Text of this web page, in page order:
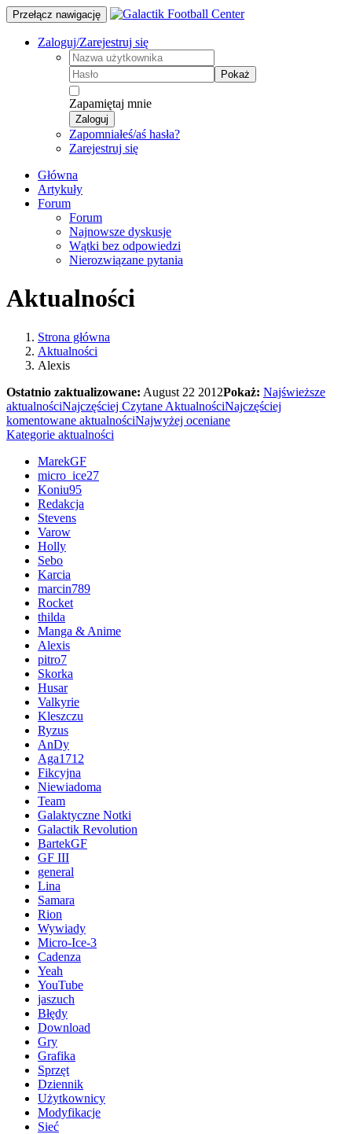
Przełącz nawigację
Zaloguj/Zarejestruj się
Pokaż
Zapamiętaj mnie
Zaloguj
Zapomniałeś/aś hasła?
Zarejestruj się
Główna
Artykuły
Forum
Forum
Najnowsze dyskusje
Wątki bez odpowiedzi
Nierozwiązane pytania
Aktualności
Strona główna
Aktualności
Alexis
Ostatnio zaktualizowane: August 22 2012Pokaż: Najświeższe
aktualnościNajczęściej Czytane AktualnościNajczęściej
komentowane aktualnościNajwyżej oceniane
Kategorie aktualności
MarekGF
micro_ice27
Koniu95
Redakcja
Stevens
Varow
Holly
Sebo
Karcia
marcin789
Rocket
thilda
Manga & Anime
Alexis
pitro7
Skorka
Husar
Valkyrie
Kleszczu
Ryzus
AnDy
Aga1712
Fikcyjna
Niewiadoma
Team
Galaktyczne Notki
Galactik Revolution
BartekGF
GF III
general
Lina
Samara
Rion
Wywiady
Micro-Ice-3
Cadenza
Yeah
YouTube
jaszuch
Błędy
Download
Gry
Grafika
Sprzęt
Dziennik
Użytkownicy
Modyfikacje
Sieć